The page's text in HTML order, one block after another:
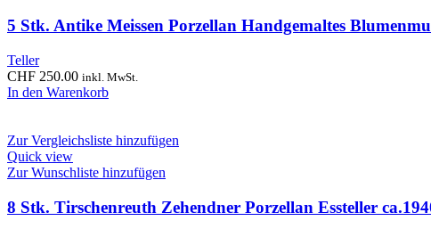
5 Stk. Antike Meissen Porzellan Handgemaltes
Teller
CHF 250.00 inkl. MwSt.
In den Warenkorb
Zur Vergleichsliste hinzufügen
Quick view
Zur Wunschliste hinzufügen
8 Stk. Tirschenreuth Zehendner Porzellan Essteller